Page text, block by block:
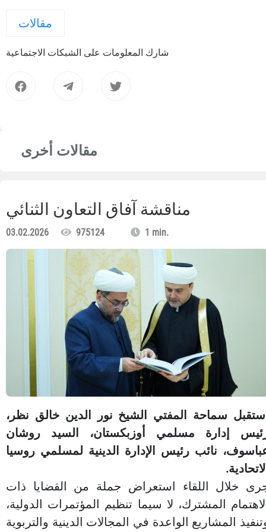
مقالات
شارك المعلومات على الشبكات الاجتماعية
مقالات أخرى
مناقشة آفاق التعاون الثنائي
03.02.2026 975124 1 min.
سماحة المفتي الشيخ نور الدين خالق نظر،
إدارة مسلمي أوزبكستان، السيد روشان
نائب رئيس الإدارة الدينية لمسلمي روسيا
خلال اللقاء استعراض جملة من القضايا ذات
المشترك، لا سيما تنظيم المؤتمرات الدولية،
المشاريع الواعدة في المجالات الدينية والتربوية